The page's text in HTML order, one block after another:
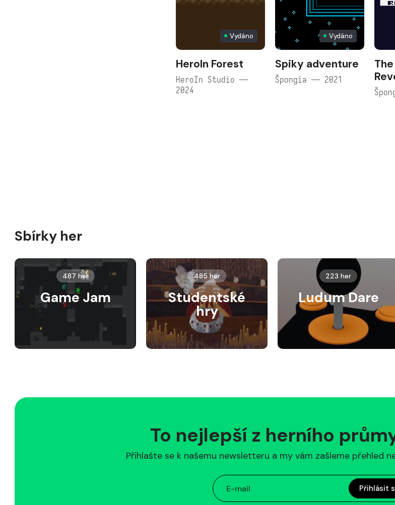
Vydáno
HeroIn Forest
HeroIn Studio —
2024
Vydáno
Spiky adventure
Špongia — 2021
Sbírky her
487 her
Game Jam
485 her
Studentské
hry
223 her
Ludum Dare
To nejlepší z herního
Přihlašte se k našemu newsletteru a my vám zašleme přehled
Přihlásit